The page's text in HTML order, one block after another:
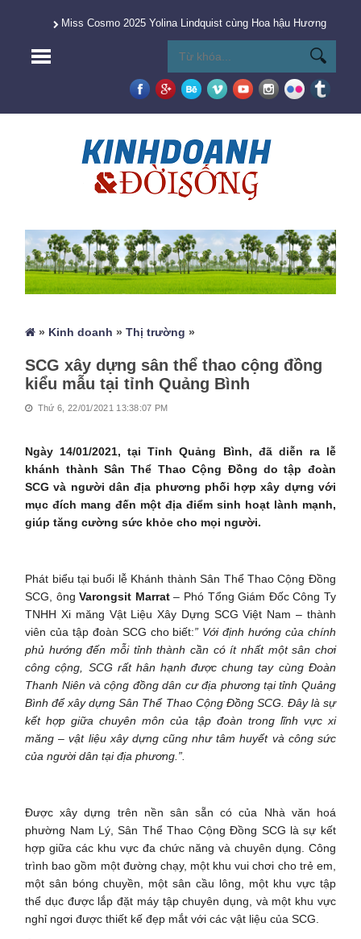
Miss Cosmo 2025 Yolina Lindquist cùng Hoa hậu Hương
» Kinh doanh »Thị trường »
SCG xây dựng sân thể thao cộng đồng
kiểu mẫu tại tỉnh Quảng Bình
Thứ 6, 22/01/2021 13:38:07 PM
Ngày 14/01/2021, tại Tỉnh Quảng Bình, đã diễn ra lễ
khánh thành Sân Thể Thao Cộng Đồng do tập đoàn
SCG và người dân địa phương phối hợp xây dựng với
mục đích mang đến một địa điểm sinh hoạt lành mạnh,
giúp tăng cường sức khỏe cho mọi người.
Phát biểu tại buổi lễ Khánh thành Sân Thể Thao Cộng Đồng
SCG, ôngVarongsit Marrat– Phó Tổng Giám Đốc Công Ty
TNHH Xi măng Vật Liệu Xây Dựng SCG Việt Nam – thành
viên của tập đoàn SCG cho biết:” Với định hướng của chính
phủ hướng đến mỗi tỉnh thành cần có ít nhất một sân chơi
công cộng, SCG rất hân hạnh được chung tay cùng Đoàn
Thanh Niên và cộng đồng dân cư địa phương tại tỉnh Quảng
Bình để xây dựng Sân Thể Thao Cộng Đồng SCG. Đây là sự
kết hợp giữa chuyên môn của tập đoàn trong lĩnh vực xi
măng – vật liệu xây dựng cũng như tâm huyết và công sức
của người dân tại địa phương.”.
Được xây dựng trên nền sân sẵn có của Nhà văn hoá
phường Nam Lý, Sân Thể Thao Cộng Đồng SCG là sự kết
hợp giữa các khu vực đa chức năng và chuyên dụng. Công
trình bao gồm một đường chạy, một khu vui chơi cho trẻ em,
một sân bóng chuyền, một sân cầu lông, một khu vực tập
thể dục được lắp đặt máy tập chuyên dụng, và một khu vực
nghỉ ngơi được thiết kế đẹp mắt với các vật liệu của SCG.